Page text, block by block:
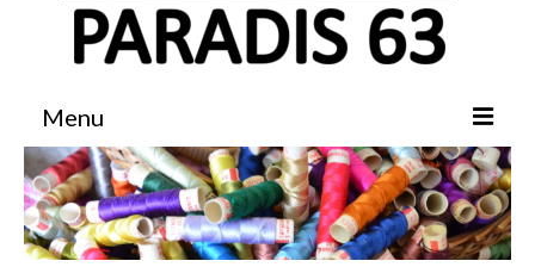
Menu
Accueil
Boutique